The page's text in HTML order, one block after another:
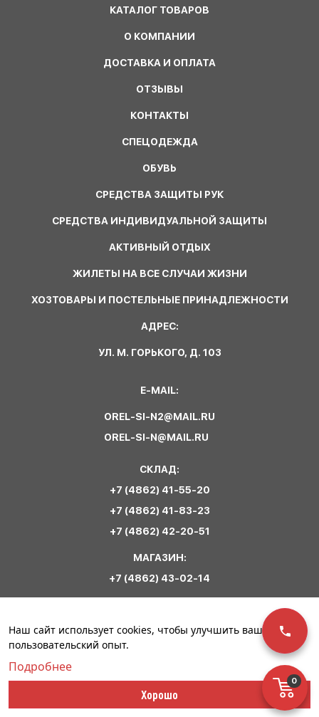
0
КАТАЛОГ ТОВАРОВ
О КОМПАНИИ
ДОСТАВКА И ОПЛАТА
ОТЗЫВЫ
КОНТАКТЫ
СПЕЦОДЕЖДА
ОБУВЬ
СРЕДСТВА ЗАЩИТЫ РУК
СРЕДСТВА ИНДИВИДУАЛЬНОЙ ЗАЩИТЫ
АКТИВНЫЙ ОТДЫХ
ЖИЛЕТЫ НА ВСЕ СЛУЧАИ ЖИЗНИ
ХОЗТОВАРЫ И ПОСТЕЛЬНЫЕ ПРИНАДЛЕЖНОСТИ
АДРЕС:
УЛ. М. ГОРЬКОГО, Д. 103
E-MAIL:
OREL-SI-N2@MAIL.RU
OREL-SI-N@MAIL.RU
СКЛАД:
+7 (4862) 41-55-20
+7 (4862) 41-83-23
+7 (4862) 42-20-51
МАГАЗИН:
+7 (4862) 43-02-14
Обратная связь
Спецодежда». 2023
Политика
конфиденциальности
Разработка сайта –
Инфо-Сити
Наш сайт использует cookies, чтобы улучшить ваш
пользовательский опыт.
Подробнее
Хорошо